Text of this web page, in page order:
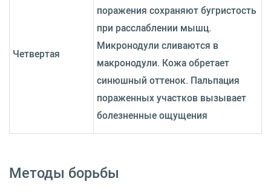
Четвертая
поражения сохраняют бугристость
при расслаблении мышц.
Микронодули сливаются в
макронодули. Кожа обретает
синюшный оттенок. Пальпация
пораженных участков вызывает
болезненные ощущения
Методы борьбы